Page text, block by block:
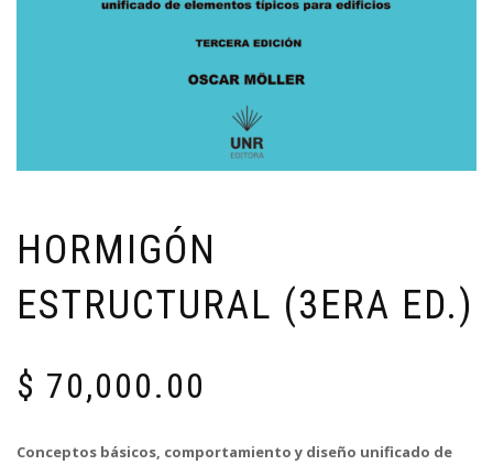
HORMIGÓN
ESTRUCTURAL (3ERA ED.)
$ 70,000.00
Conceptos básicos, comportamiento y diseño unificado de